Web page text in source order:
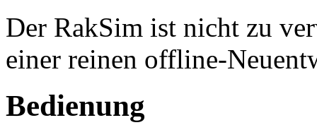
Der RakSim ist nicht zu
einer reinen offline-
Bedienung